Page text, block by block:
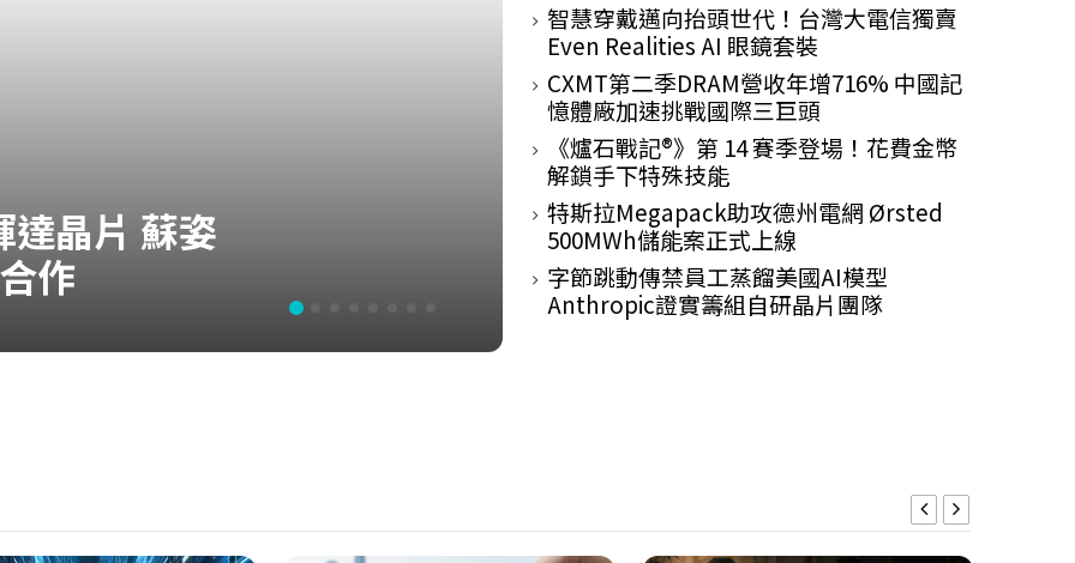
達晶片 蘇姿
作
遊戲
2026-08-06
友情破壞神作《胡鬧廚房》10
全球齊聚逾億名大廚喜迎里程
智慧穿戴邁向抬頭世代！台灣大電信獨賣
Even Realities AI 眼鏡套裝
CXMT第二季DRAM營收年增716% 中國記
憶體廠加速挑戰國際三巨頭
《爐石戰記®》第 14 賽季登場！花費金幣
解鎖手下特殊技能
特斯拉Megapack助攻德州電網 Ørsted
500MWh儲能案正式上線
字節跳動傳禁員工蒸餾美國AI模型
Anthropic證實籌組自研晶片團隊